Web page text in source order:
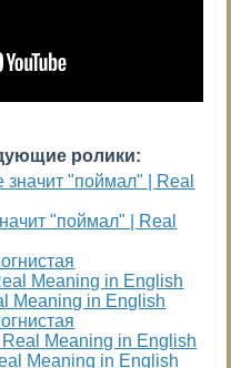
ролики:
"поймал" | Real
Meaning in English
Meaning in English